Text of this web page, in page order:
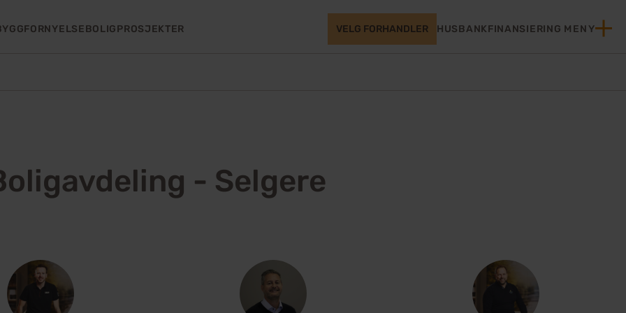
BOLIGPROSJEKTER VELG FORHANDLER HUSBANKFINANSIERING MENY
- Selgere